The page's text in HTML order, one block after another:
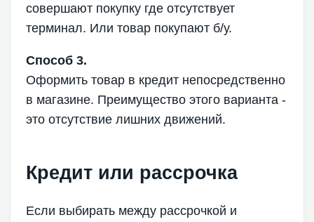
совершают покупку где отсутствует
терминал. Или товар покупают б/у.
Способ 3.
Оформить товар в кредит непосредственно
в магазине. Преимущество этого варианта -
это отсутствие лишних движений.
Кредит или рассрочка
Если выбирать между рассрочкой и